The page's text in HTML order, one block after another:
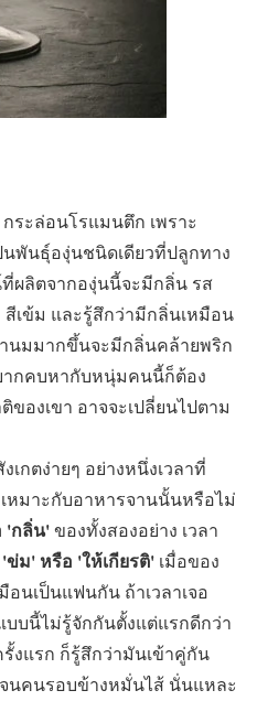
ระล่อนโรแมนตึก เพราะ
พันธุ์องุ่นชนิดเดียวที่ปลูกทาง
ที่ผลิตจากองุ่นนี้จะมีกลิ่น รส
สีเข้ม และรู้สึกว่ามีกลิ่นเหมือน
านมมากขึ้นจะมีกลิ่นคล้ายพริก
ากคบหากับหนุ่มคนนี้ก็ต้อง
ของเขา อาจจะเปลี่ยนไปตาม
เกตง่ายๆ อย่างหนึ่งเวลาที่
หมาะกับอาหารจานนั้นหรือไม่
'กลิ่น'ของทั้งสองอย่าง เวลา
'ข่ม' หรือ 'ให้เกียรติ' เมื่อของ
นเป็นแฟนกัน ถ้าเวลาเจอ
บบนี้ไม่รู้จักกันตั้งแต่แรกดีกว่า
งแรก ก็รู้สึกว่ามันเข้าคู่กัน
นคนรอบข้างหมั่นไส้ นั่นแหละ